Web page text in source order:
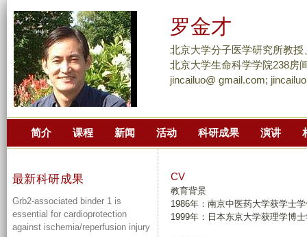
到
页
面
主
内
分
罗金才
北京大学分子医学研究所教授
北京大学生命科学学院238房
jincailuo@ gmail.com;
简介 课程 新闻 活动 科研成果 演讲
CV
教育背景
1986年：南京中医药大学获学士
1999年：日本东京大学获理学博
最新科研成果
Grb2-associated binder 1 is
essential for cardioprotection
against ischemia/reperfusion injury